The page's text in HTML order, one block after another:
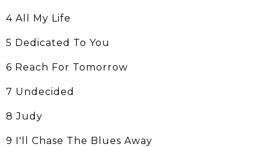
4 All My Life
5 Dedicated To You
6 Reach For Tomorrow
7 Undecided
8 Judy
9 I'll Chase The Blues Away